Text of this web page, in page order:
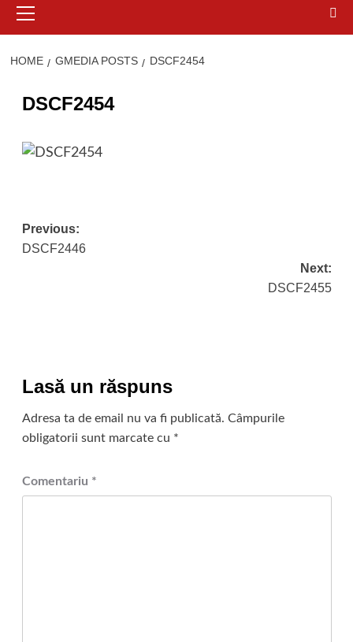
Menu
HOME GMEDIA POSTS DSCF2454
DSCF2454
Post
navigation
Previous:
DSCF2446
Next:
DSCF2455
Lasă un răspuns
Adresa ta de email nu va fi publicată. Câmpurile
obligatorii sunt marcate cu *
Comentariu *